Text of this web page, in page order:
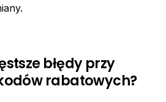
błędy przy
rabatowych?